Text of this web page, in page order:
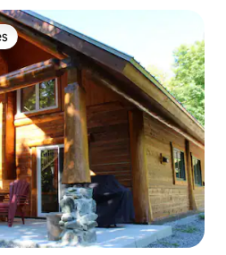
dos hóspedes